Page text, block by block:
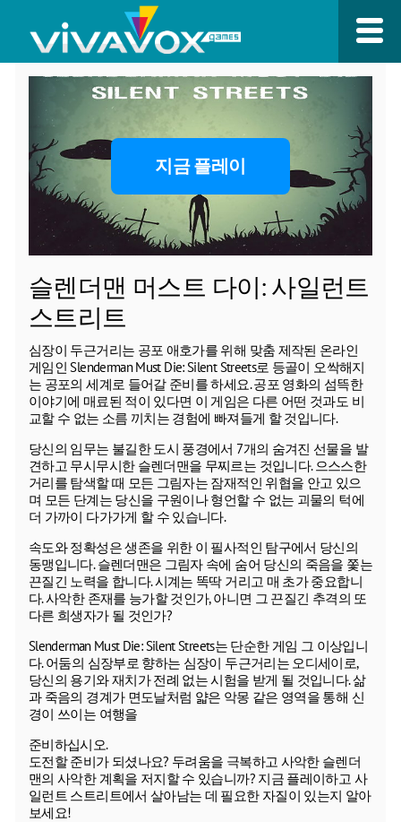
지금 플레이
슬렌더맨 머스트 다이: 사일런트
스트리트
심장이 두근거리는 공포 애호가를 위해 맞춤 제작된 온라인
게임인 Slenderman Must Die: Silent Streets로 등골이 오싹해지
는 공포의 세계로 들어갈 준비를 하세요. 공포 영화의 섬뜩한
이야기에 매료된 적이 있다면 이 게임은 다른 어떤 것과도 비
교할 수 없는 소름 끼치는 경험에 빠져들게 할 것입니다.
당신의 임무는 불길한 도시 풍경에서 7개의 숨겨진 선물을 발
견하고 무시무시한 슬렌더맨을 무찌르는 것입니다. 으스스한
거리를 탐색할 때 모든 그림자는 잠재적인 위협을 안고 있으
며 모든 단계는 당신을 구원이나 형언할 수 없는 괴물의 턱에
더 가까이 다가가게 할 수 있습니다.
속도와 정확성은 생존을 위한 이 필사적인 탐구에서 당신의
동맹입니다. 슬렌더맨은 그림자 속에 숨어 당신의 죽음을 쫓는
끈질긴 노력을 합니다. 시계는 똑딱 거리고 매 초가 중요합니
다. 사악한 존재를 능가할 것인가, 아니면 그 끈질긴 추격의 또
다른 희생자가 될 것인가?
Slenderman Must Die: Silent Streets는 단순한 게임 그 이상입니
다. 어둠의 심장부로 향하는 심장이 두근거리는 오디세이로,
당신의 용기와 재치가 전례 없는 시험을 받게 될 것입니다. 삶
과 죽음의 경계가 면도날처럼 얇은 악몽 같은 영역을 통해 신
경이 쓰이는 여행을
준비하십시오.
도전할 준비가 되셨나요? 두려움을 극복하고 사악한 슬렌더
맨의 사악한 계획을 저지할 수 있습니까? 지금 플레이하고 사
일런트 스트리트에서 살아남는 데 필요한 자질이 있는지 알아
보세요!